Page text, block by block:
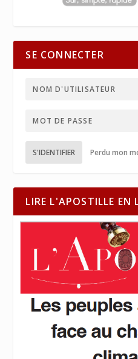
SE CONNECTER
S'IDENTIFIER Perdu mon
LIRE L'APOSTILLE EN